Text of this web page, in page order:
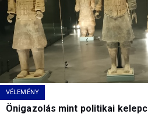
VÉLEMÉNY
Önigazolás mint politikai